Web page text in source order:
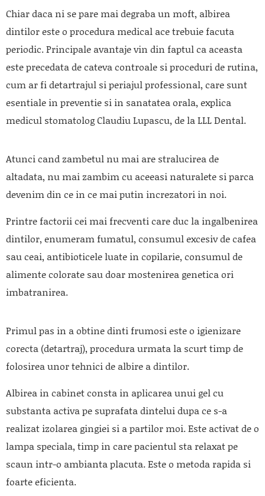
Chiar daca ni se pare mai degraba un moft, albirea
dintilor este o procedura medical ace trebuie facuta
periodic. Principale avantaje vin din faptul ca aceasta
este precedata de cateva controale si proceduri de rutina,
cum ar fi detartrajul si periajul professional, care sunt
esentiale in preventie si in sanatatea orala, explica
medicul stomatolog Claudiu Lupascu, de la LLL Dental.
Atunci cand zambetul nu mai are stralucirea de
altadata, nu mai zambim cu aceeasi naturalete si parca
devenim din ce in ce mai putin increzatori in noi.
Printre factorii cei mai frecventi care duc la ingalbenirea
dintilor, enumeram fumatul, consumul excesiv de cafea
sau ceai, antibioticele luate in copilarie, consumul de
alimente colorate sau doar mostenirea genetica ori
imbatranirea.
Primul pas in a obtine dinti frumosi este o igienizare
corecta (detartraj), procedura urmata la scurt timp de
folosirea unor tehnici de albire a dintilor.
Albirea in cabinet consta in aplicarea unui gel cu
substanta activa pe suprafata dintelui dupa ce s-a
realizat izolarea gingiei si a partilor moi. Este activat de o
lampa speciala, timp in care pacientul sta relaxat pe
scaun intr-o ambianta placuta. Este o metoda rapida si
foarte eficienta.